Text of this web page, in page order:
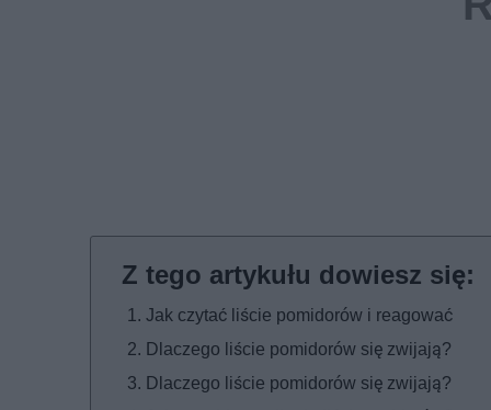
Jak czytać liście pomidorów i reagować
Dlaczego liście pomidorów się zwijają?
Dlaczego liście pomidorów się zwijają?